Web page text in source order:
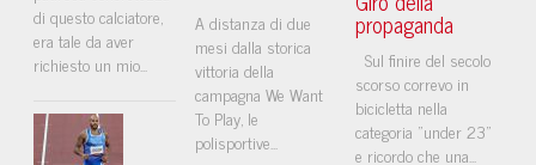
di questo calciatore,
era tale da aver
richiesto un mio...
A distanza di due
mesi dalla storica
vittoria della
campagna We Want
To Play, le
polisportive...
propaganda
Sul finire del secolo
scorso correvo in
bicicletta nella
categoria "under 23"
e ricordo che una...